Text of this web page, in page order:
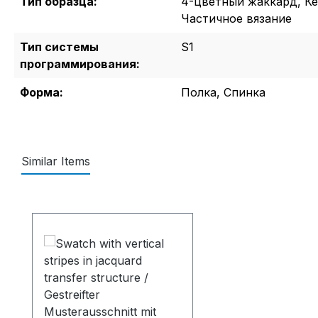
Частичное вязание
Тип системы
программирования:
S1
Форма: Полка, Спинка
Similar Items